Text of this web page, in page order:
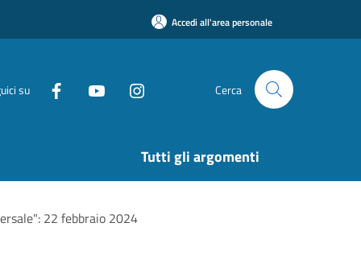
Accedi all'area personale
su Cerca
Tutti gli argomenti
22 febbraio 2024